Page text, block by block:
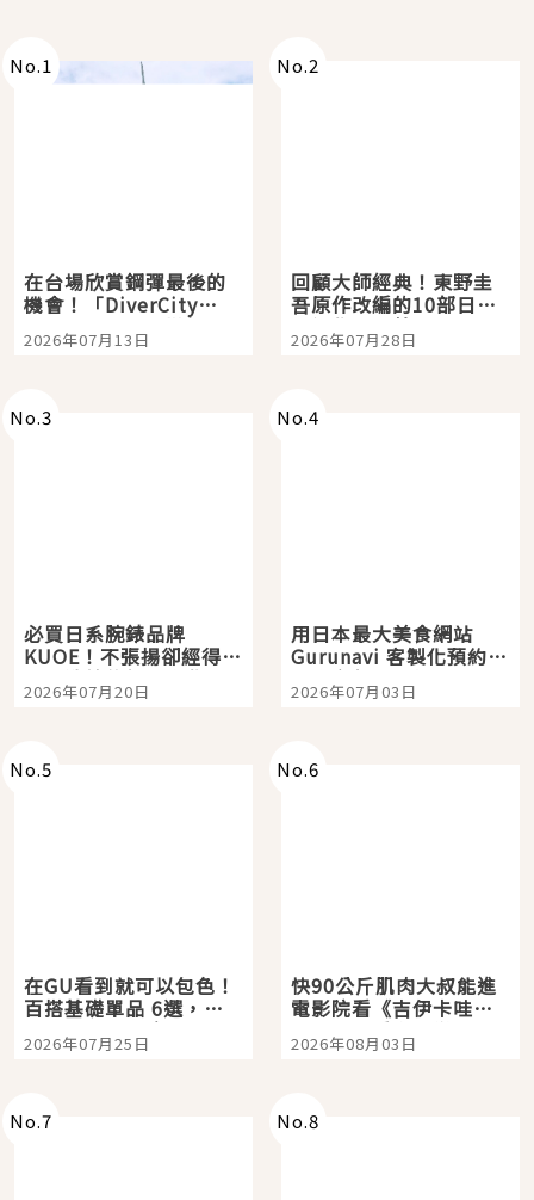
No.1
在台場欣賞鋼彈最後的
機會！「DiverCity
Tokyo Plaza」搭船、
購物、美食及夜景，一
2026年07月13日
No.2
回顧大師經典！東野圭
吾原作改編的10部日本
影視作品推薦
2026年07月28日
No.3
必買日系腕錶品牌
KUOE！不張揚卻經得起
時間洗鍊的經典之作五
選
2026年07月20日
No.4
用日本最大美食網站
Gurunavi 客製化預約九
大都市餐廳，打造專屬
美食體驗！
2026年07月03日
No.5
在GU看到就可以包色！
百搭基礎單品 6選，閉
眼全收也不心疼
2026年07月25日
No.6
快90公斤肌肉大叔能進
電影院看《吉伊卡哇》
嗎？日本重金屬樂團
「打首」會長與nagano
2026年08月03日
No.7 No.8